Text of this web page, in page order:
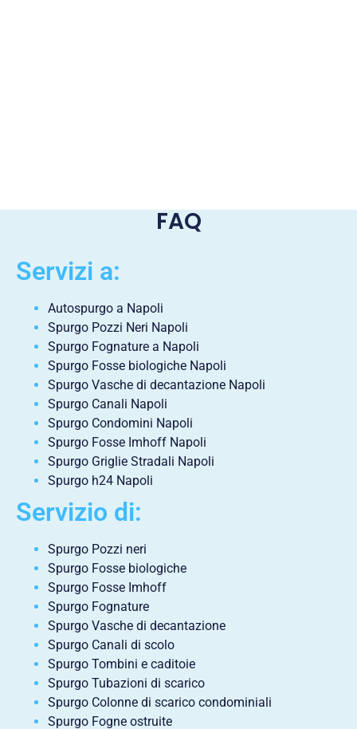
FAQ
Servizi a:
Autospurgo a Napoli
Spurgo Pozzi Neri Napoli
Spurgo Fognature a Napoli
Spurgo Fosse biologiche Napoli
Spurgo Vasche di decantazione Napoli
Spurgo Canali Napoli
Spurgo Condomini Napoli
Spurgo Fosse Imhoff Napoli
Spurgo Griglie Stradali Napoli
Spurgo h24 Napoli
Servizio di:
Spurgo Pozzi neri
Spurgo Fosse biologiche
Spurgo Fosse Imhoff
Spurgo Fognature
Spurgo Vasche di decantazione
Spurgo Canali di scolo
Spurgo Tombini e caditoie
Spurgo Tubazioni di scarico
Spurgo Colonne di scarico condominiali
Spurgo Fogne ostruite